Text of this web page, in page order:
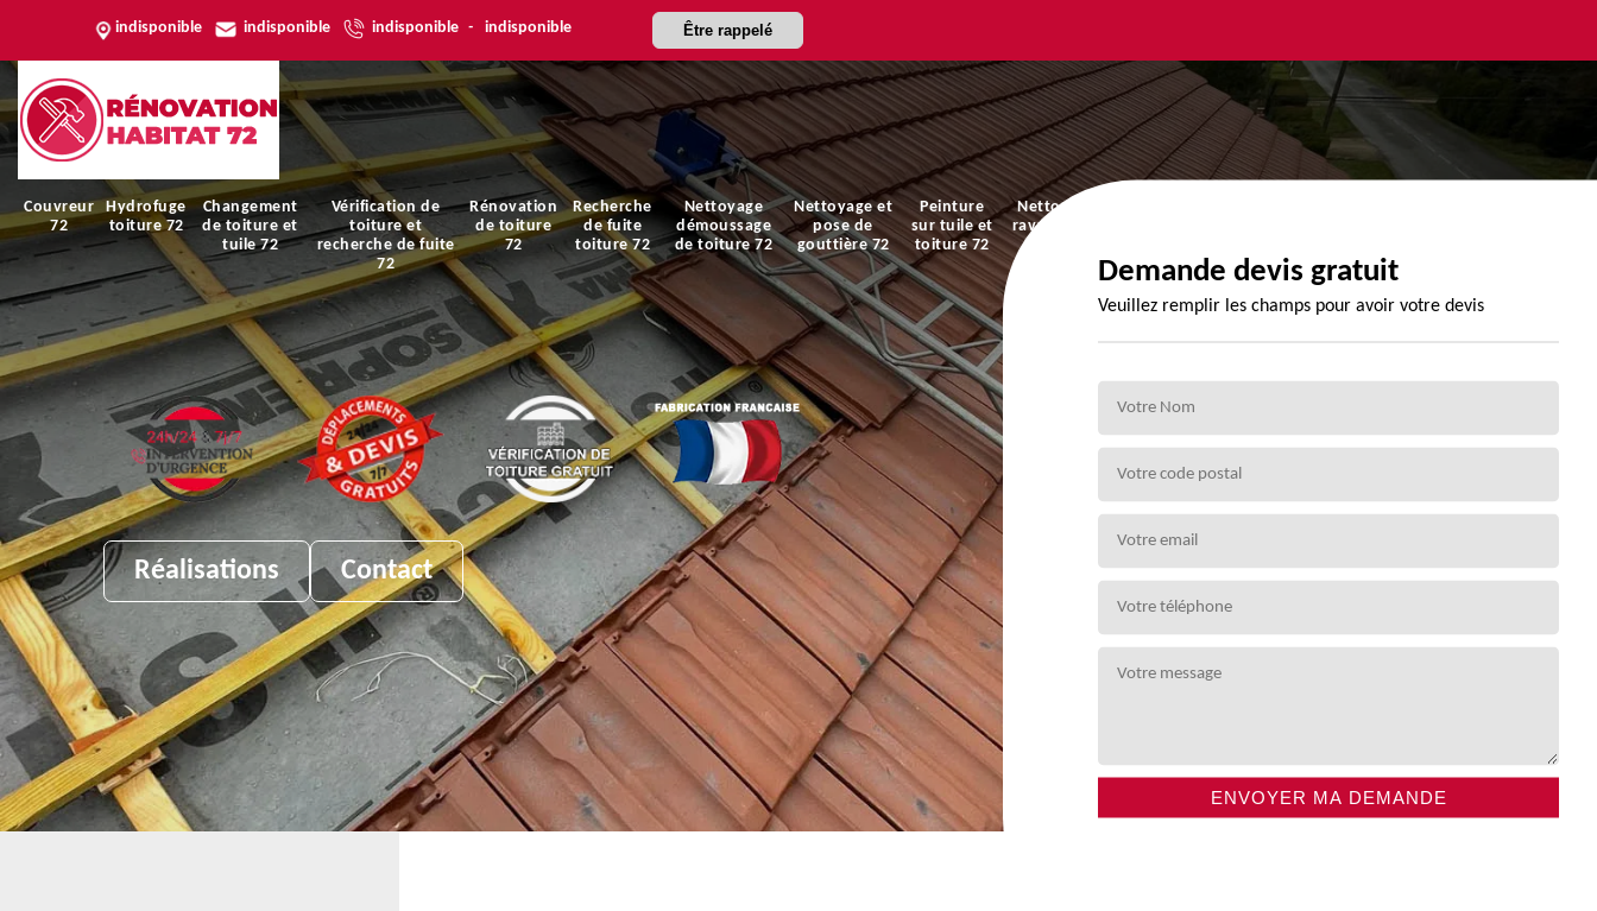
indisponible indisponible indisponible - indisponible Être rappelé
Couvreur
72
Hydrofuge
toiture 72
Changement
de toiture et
tuile 72
Vérification de
toiture et
recherche de fuite
72
Rénovation
de toiture
72
Recherche
de fuite
toiture 72
Nettoyage
démoussage
de toiture 72
Nettoyage et
pose de
gouttière 72
Peinture
sur tuile et
toiture 72
Nettoyage et
ravalement de
Réalisations Contact
Demande devis gratuit
Veuillez remplir les champs pour avoir votre devis